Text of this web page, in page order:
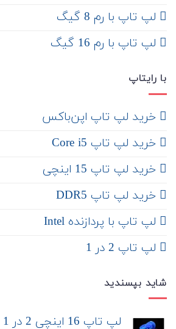
لپ تاپ با رم 8 گیگ
لپ تاپ با رم 16 گیگ
با رایتاپ
‌ خرید لپ تاپ اپن‌باکس
خرید لپ تاپ Core i5
‌‌ خرید لپ تاپ 15 اینچی
خرید لپ تاپ DDR5
لپ تاپ با پردازنده Intel
لپ تاپ 2 در 1
شاید بپسندید